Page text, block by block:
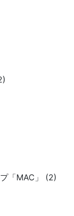
「MAC」 (2)